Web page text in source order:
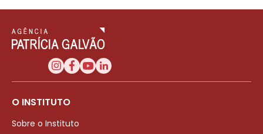
O INSTITUTO
Sobre o Instituto